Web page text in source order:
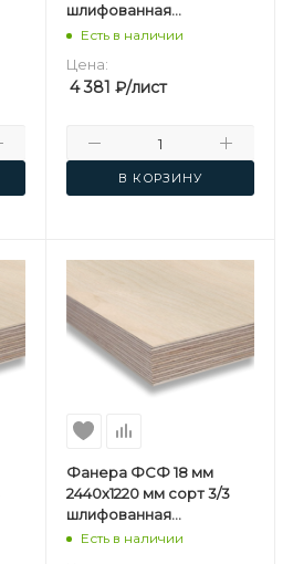
шлифованная
березовая
Есть в наличии
Цена:
4 381 ₽/лист
В КОРЗИНУ
Фанера ФСФ 18 мм
2440х1220 мм сорт 3/3
шлифованная
березовая
Есть в наличии